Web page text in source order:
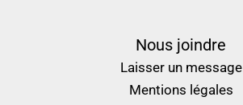
Nous joindre
Laisser un message
Mentions légales